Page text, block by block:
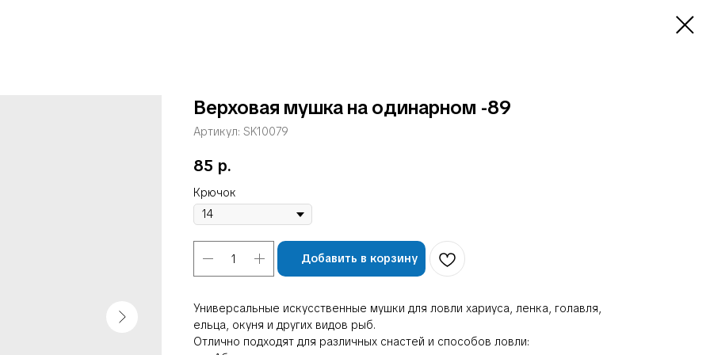
Верховая мушка на одинарном -89
Артикул: SK10079
85 р.
Крючок
Добавить в корзину
Универсальные искусственные мушки для ловли хариуса, ленка, голавля,
ельца, окуня и других видов рыб.
Отлично подходят для различных снастей и способов ловли: